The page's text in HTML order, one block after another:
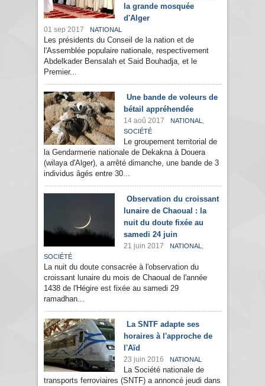
la grande mosquée
d'Alger
01 sep 2017 NATIONAL
Les présidents du Conseil de la nation et de
l'Assemblée populaire nationale, respectivement
Abdelkader Bensalah et Said Bouhadja, et le
Premier...
Une bande de voleurs de
bétail appréhendée
14 aoû 2017 NATIONAL ,
SOCIÉTÉ
Le groupement territorial de
la Gendarmerie nationale de Dekakna à Douera
(wilaya d'Alger), a arrêté dimanche, une bande de 3
individus âgés entre 30...
Observation du croissant
lunaire de Chaoual : la
nuit du doute fixée au
samedi 24 juin
21 juin 2017 NATIONAL ,
SOCIÉTÉ
La nuit du doute consacrée à l'observation du
croissant lunaire du mois de Chaoual de l'année
1438 de l'Hégire est fixée au samedi 29
ramadhan...
La SNTF adapte ses
horaires à l'approche de
l'Aïd
23 juin 2016 NATIONAL
La Société nationale de
transports ferroviaires (SNTF) a annoncé jeudi dans